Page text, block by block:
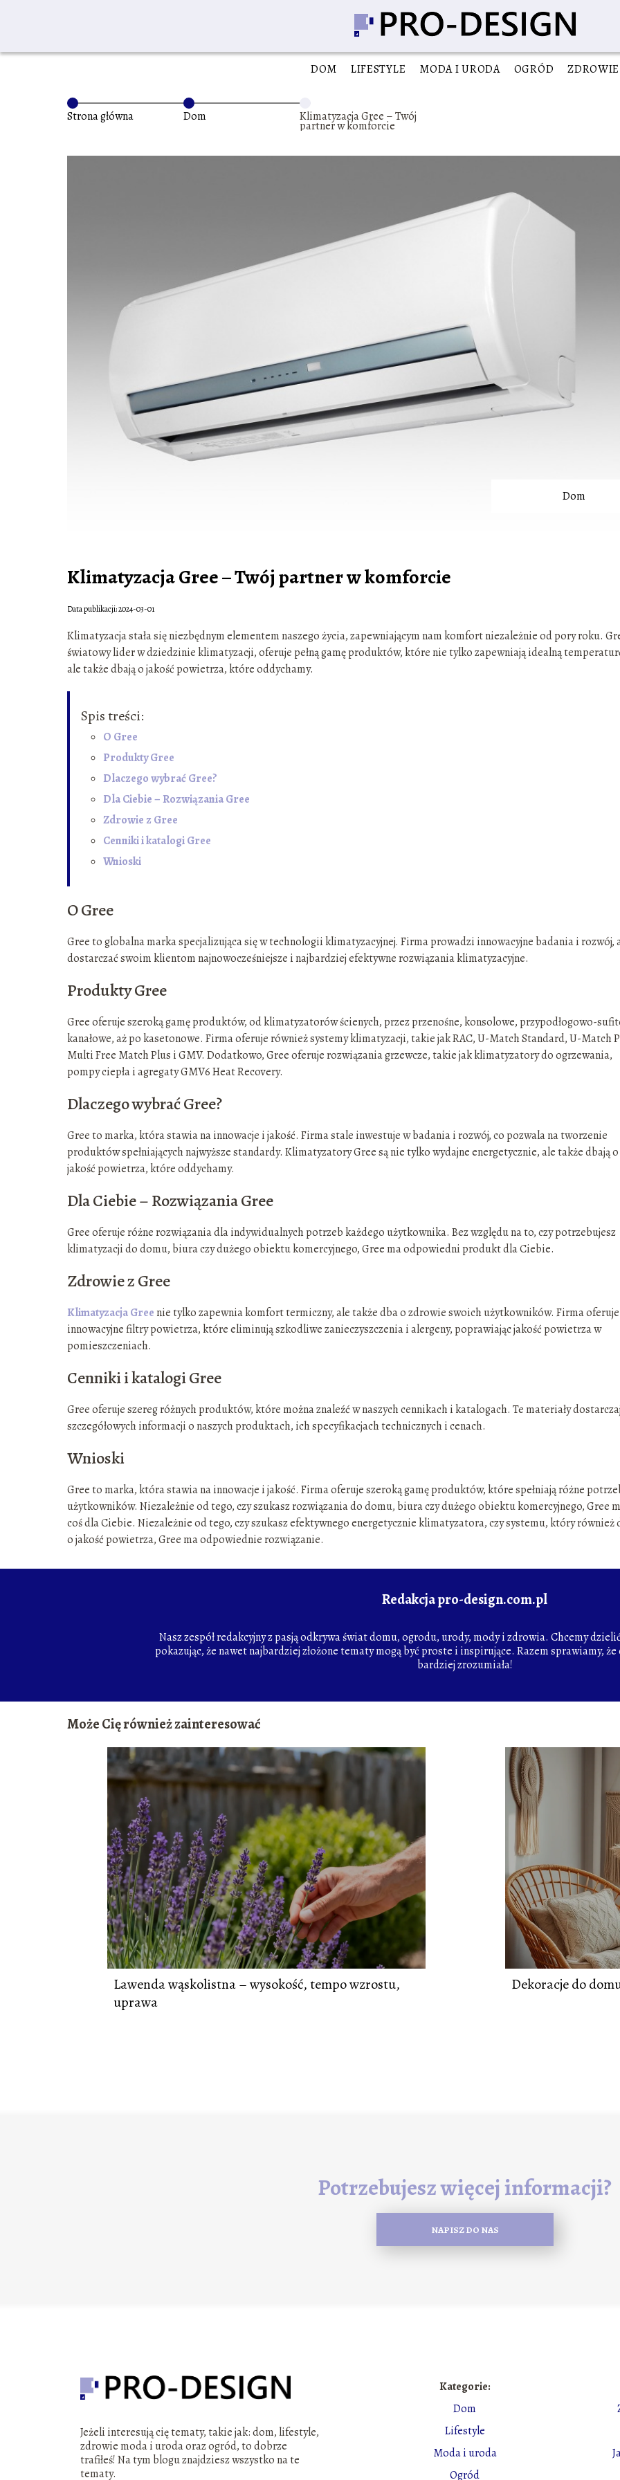
DOM LIFESTYLE MODA I URODA OGRÓD ZDROWIE
Strona główna Dom Klimatyzacja Gree – Twój
partner w komforcie
Dom
Klimatyzacja Gree – Twój partner w komforcie
Data publikacji: 2024-03-01
Klimatyzacja stała się niezbędnym elementem naszego życia, zapewniającym nam komfort niezależnie od pory roku.
światowy lider w dziedzinie klimatyzacji, oferuje pełną gamę produktów, które nie tylko zapewniają idealną
ale także dbają o jakość powietrza, które oddychamy.
Spis treści:
O Gree
Produkty Gree
Dlaczego wybrać Gree?
Dla Ciebie – Rozwiązania Gree
Zdrowie z Gree
Cenniki i katalogi Gree
Wnioski
O Gree
Gree to globalna marka specjalizująca się w technologii klimatyzacyjnej. Firma prowadzi innowacyjne badania i rozwój,
dostarczać swoim klientom najnowocześniejsze i najbardziej efektywne rozwiązania klimatyzacyjne.
Produkty Gree
Gree oferuje szeroką gamę produktów, od klimatyzatorów ścienych, przez przenośne, konsolowe, przypodłogowo-
kanałowe, aż po kasetonowe. Firma oferuje również systemy klimatyzacji, takie jak RAC, U-Match Standard, U-Match
Multi Free Match Plus i GMV. Dodatkowo, Gree oferuje rozwiązania grzewcze, takie jak klimatyzatory do ogrzewania,
pompy ciepła i agregaty GMV6 Heat Recovery.
Dlaczego wybrać Gree?
Gree to marka, która stawia na innowacje i jakość. Firma stale inwestuje w badania i rozwój, co pozwala na tworzenie
produktów spełniających najwyższe standardy. Klimatyzatory Gree są nie tylko wydajne energetycznie, ale także dbają o
jakość powietrza, które oddychamy.
Dla Ciebie – Rozwiązania Gree
Gree oferuje różne rozwiązania dla indywidualnych potrzeb każdego użytkownika. Bez względu na to, czy potrzebujesz
klimatyzacji do domu, biura czy dużego obiektu komercyjnego, Gree ma odpowiedni produkt dla Ciebie.
Zdrowie z Gree
Klimatyzacja Gree nie tylko zapewnia komfort termiczny, ale także dba o zdrowie swoich użytkowników. Firma oferuje
innowacyjne filtry powietrza, które eliminują szkodliwe zanieczyszczenia i alergeny, poprawiając jakość powietrza w
pomieszczeniach.
Cenniki i katalogi Gree
Gree oferuje szereg różnych produktów, które można znaleźć w naszych cennikach i katalogach. Te materiały
szczegółowych informacji o naszych produktach, ich specyfikacjach technicznych i cenach.
Wnioski
Gree to marka, która stawia na innowacje i jakość. Firma oferuje szeroką gamę produktów, które spełniają różne
użytkowników. Niezależnie od tego, czy szukasz rozwiązania do domu, biura czy dużego obiektu komercyjnego, Gree
coś dla Ciebie. Niezależnie od tego, czy szukasz efektywnego energetycznie klimatyzatora, czy systemu, który również
o jakość powietrza, Gree ma odpowiednie rozwiązanie.
Redakcja pro-design.com.pl
Nasz zespół redakcyjny z pasją odkrywa świat domu, ogrodu, urody, mody i zdrowia. Chcemy
pokazując, że nawet najbardziej złożone tematy mogą być proste i inspirujące. Razem sprawiamy,
bardziej zrozumiała!
Może Cię również zainteresować
Lawenda wąskolistna – wysokość, tempo wzrostu,
uprawa
Dekoracje do
Potrzebujesz więcej informacji?
NAPISZ DO NAS
Jeżeli interesują cię tematy, takie jak: dom, lifestyle,
zdrowie moda i uroda oraz ogród, to dobrze
trafiłeś! Na tym blogu znajdziesz wszystko na te
tematy.
Kategorie:
Dom
Lifestyle
Moda i uroda
Ogród